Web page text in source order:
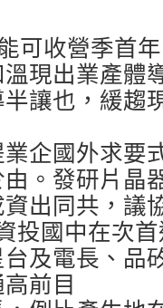
可收營季首
現出業產體
讓也，緩趨
業企國外求要
。發研片晶
出同共，議
投國中在次
台及電長、品
前目